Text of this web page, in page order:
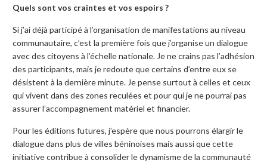
Quels sont vos craintes et vos espoirs ?
Si j’ai déjà participé à l’organisation de manifestations au niveau
communautaire, c’est la première fois que j’organise un dialogue
avec des citoyens à l’échelle nationale. Je ne crains pas l’adhésion
des participants, mais je redoute que certains d’entre eux se
désistent à la dernière minute. Je pense surtout à celles et ceux
qui vivent dans des zones reculées et pour qui je ne pourrai pas
assurer l’accompagnement matériel et financier.
Pour les éditions futures, j’espère que nous pourrons élargir le
dialogue dans plus de villes béninoises mais aussi que cette
initiative contribue à consolider le dynamisme de la communauté